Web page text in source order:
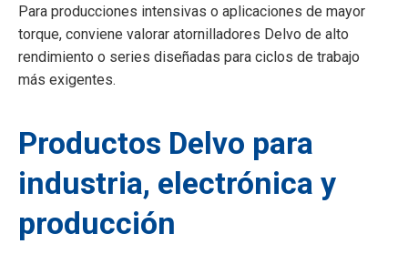
Para producciones intensivas o aplicaciones de mayor
torque, conviene valorar atornilladores Delvo de alto
rendimiento o series diseñadas para ciclos de trabajo
más exigentes.
Productos Delvo para
industria, electrónica y
producción